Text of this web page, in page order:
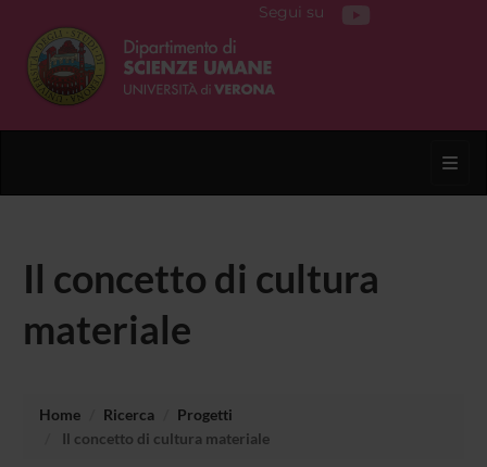
Segui su
Il concetto di cultura
materiale
Home Ricerca
Progetti
Il concetto di cultura materiale